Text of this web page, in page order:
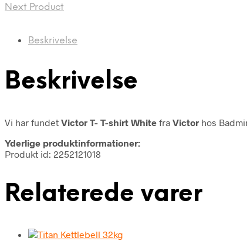
Next Product
Beskrivelse
Beskrivelse
Vi har fundet Victor T- T-shirt White fra Victor hos
Yderlige produktinformationer:
Produkt id: 2252121018
Relaterede varer